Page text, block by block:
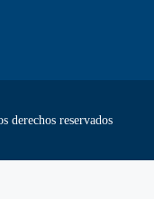
derechos reservados